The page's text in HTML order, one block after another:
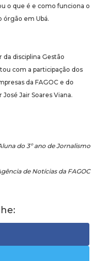
o que é e como funciona o
órgão em Ubá.
disciplina Gestão
com a participação dos
da FAGOC e do
Jair Soares Viana.
do 3º ano de Jornalismo
de Notícias da FAGOC